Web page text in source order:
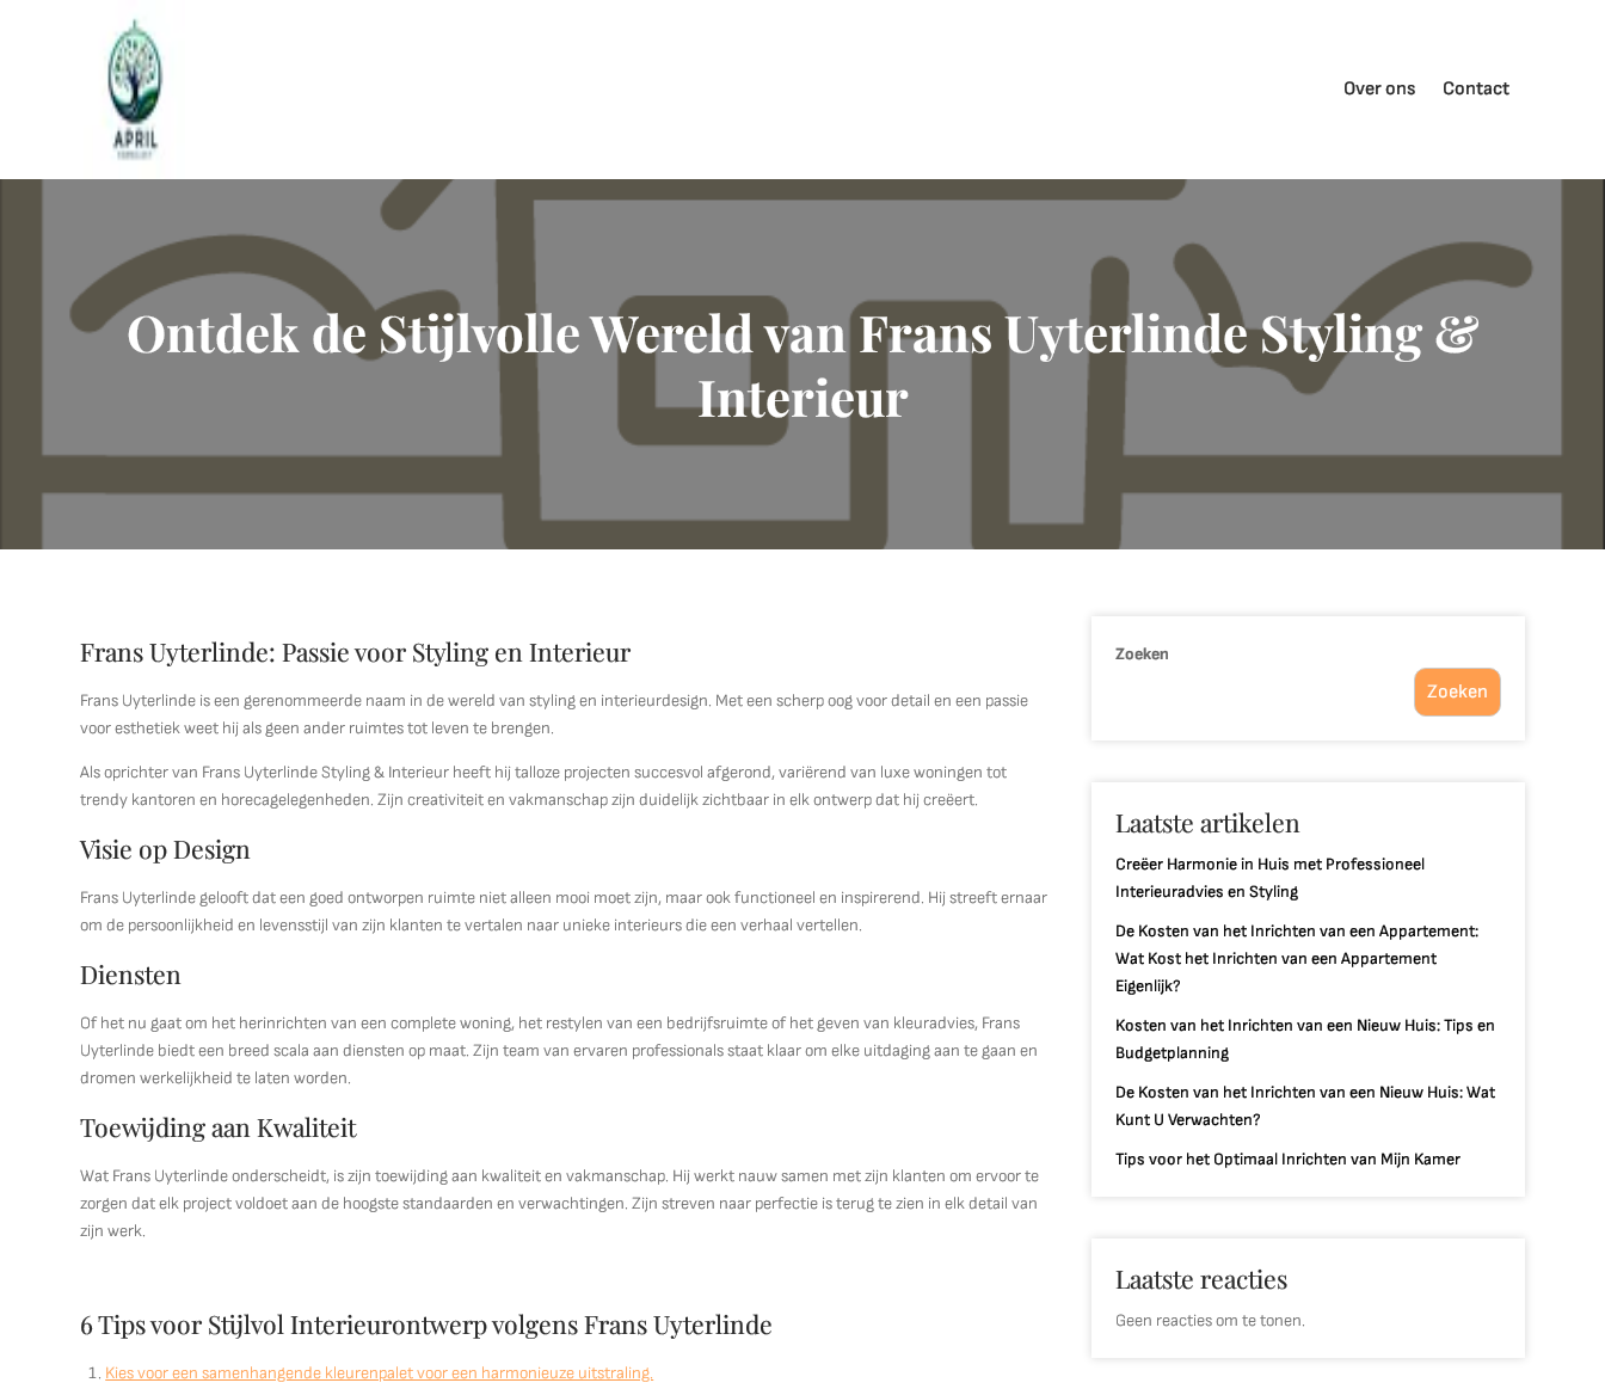
Over ons Contact
Ontdek de Stijlvolle Wereld van Frans Uyterlinde Styling &
Interieur
Frans Uyterlinde: Passie voor Styling en Interieur
Frans Uyterlinde is een gerenommeerde naam in de wereld van styling en interieurdesign. Met een scherp oog voor detail en een passie
voor esthetiek weet hij als geen ander ruimtes tot leven te brengen.
Als oprichter van Frans Uyterlinde Styling & Interieur heeft hij talloze projecten succesvol afgerond, variërend van luxe woningen tot
trendy kantoren en horecagelegenheden. Zijn creativiteit en vakmanschap zijn duidelijk zichtbaar in elk ontwerp dat hij creëert.
Visie op Design
Frans Uyterlinde gelooft dat een goed ontworpen ruimte niet alleen mooi moet zijn, maar ook functioneel en inspirerend. Hij streeft ernaar
om de persoonlijkheid en levensstijl van zijn klanten te vertalen naar unieke interieurs die een verhaal vertellen.
Diensten
Of het nu gaat om het herinrichten van een complete woning, het restylen van een bedrijfsruimte of het geven van kleuradvies, Frans
Uyterlinde biedt een breed scala aan diensten op maat. Zijn team van ervaren professionals staat klaar om elke uitdaging aan te gaan en
dromen werkelijkheid te laten worden.
Toewijding aan Kwaliteit
Wat Frans Uyterlinde onderscheidt, is zijn toewijding aan kwaliteit en vakmanschap. Hij werkt nauw samen met zijn klanten om ervoor te
zorgen dat elk project voldoet aan de hoogste standaarden en verwachtingen. Zijn streven naar perfectie is terug te zien in elk detail van
zijn werk.
6 Tips voor Stijlvol Interieurontwerp volgens Frans Uyterlinde
Kies voor een samenhangende kleurenpalet voor een harmonieuze uitstraling.
Zoeken
Zoeken
Laatste artikelen
Creëer Harmonie in Huis met Professioneel
Interieuradvies en Styling
De Kosten van het Inrichten van een Appartement:
Wat Kost het Inrichten van een Appartement
Eigenlijk?
Kosten van het Inrichten van een Nieuw Huis: Tips en
Budgetplanning
De Kosten van het Inrichten van een Nieuw Huis: Wat
Kunt U Verwachten?
Tips voor het Optimaal Inrichten van Mijn Kamer
Laatste reacties
Geen reacties om te tonen.